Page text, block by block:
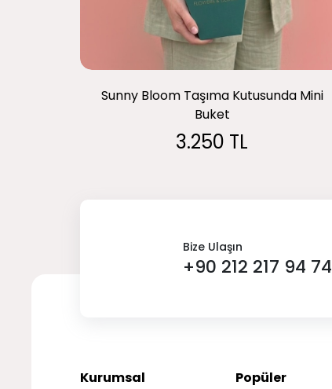
Sunny Bloom Taşıma Kutusunda Mini
Buket
3.250 TL
Bize Ulaşın
+90 212 217 94 74
Kurumsal
Popüler